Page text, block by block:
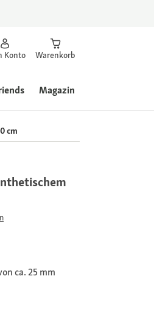
Konto Warenkorb
Magazin
cm
ca. 25 mm